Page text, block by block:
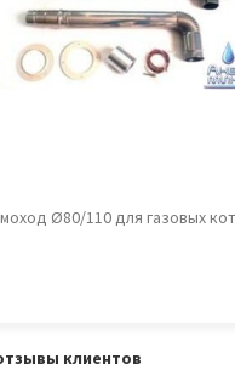
Ø80/110 для газовых
клиентов